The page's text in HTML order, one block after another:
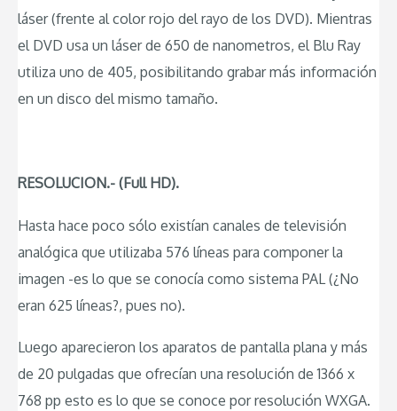
láser (frente al color rojo del rayo de los DVD). Mientras
el DVD usa un láser de 650 de nanometros, el Blu Ray
utiliza uno de 405, posibilitando grabar más información
en un disco del mismo tamaño.
RESOLUCION.- (Full HD).
Hasta hace poco sólo existían canales de televisión
analógica que utilizaba 576 líneas para componer la
imagen -es lo que se conocía como sistema PAL (¿No
eran 625 líneas?, pues no).
Luego aparecieron los aparatos de pantalla plana y más
de 20 pulgadas que ofrecían una resolución de 1366 x
768 pp esto es lo que se conoce por resolución WXGA.